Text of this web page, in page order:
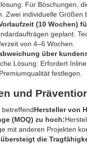
Für Böschungen,
Zwei individuelle Größen
(10 Wochen)
geplant.
von 4–6 Wochen.
über
Lösung: Erfordert
festlegen.
und
betreffendHersteller von
(MOQ) zu hoch:
mit anderen Projekten
die